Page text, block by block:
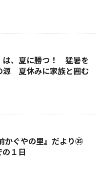
は、夏に勝つ！ 猛暑を
源 夏休みに家族と囲む
かぐやの里』だより㉟
１日